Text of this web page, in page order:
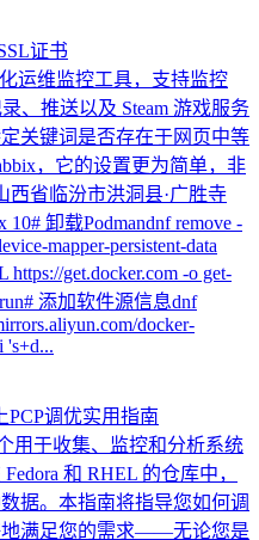
证书
运维监控工具，支持监控
、推送以及 Steam 游戏服务
关键词是否存在于网页中等
，它的设置更为简单，非
西省临汾市洪洞县·广胜寺
卸载Podmandnf remove -
mapper-persistent-data
get.docker.com -o get-
run# 添加软件源信息dnf
docker-
's+d...
PCP调优实用指南
用于收集、监控和分析系统
和 RHEL 的仓库中，
据。本指南将指导您如何调
地满足您的需求——无论您是